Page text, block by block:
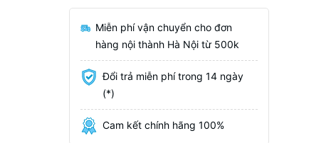
Miễn phí vận chuyển cho đơn
hàng nội thành Hà Nội từ 500k
Đổi trả miễn phí trong 14 ngày
(*)
Cam kết chính hãng 100%